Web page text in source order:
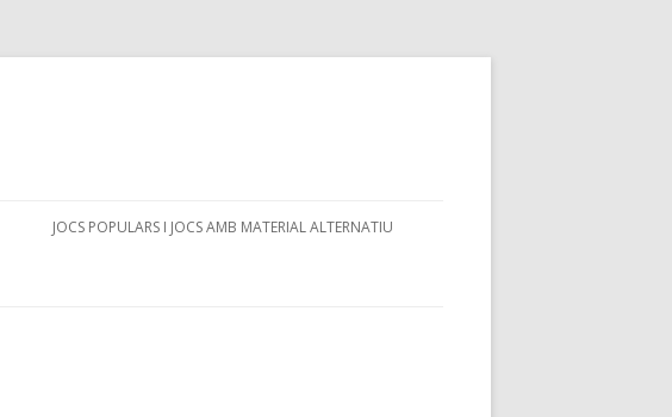
JOCS POPULARS I JOCS AMB MATERIAL ALTERNATIU